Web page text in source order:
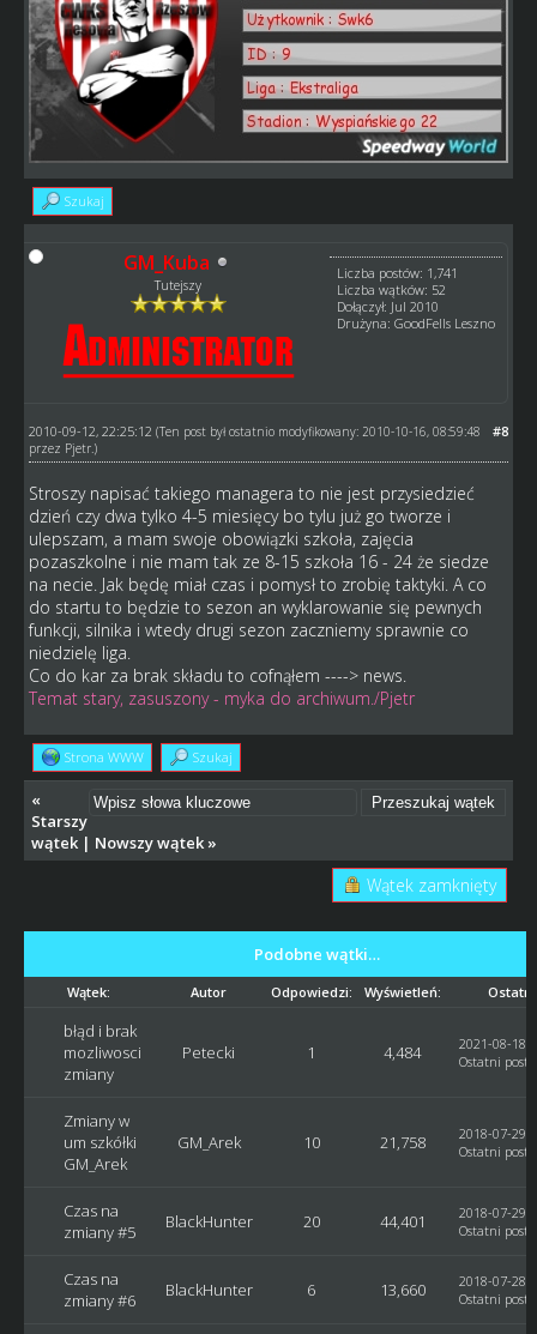
Szukaj
GM_Kuba
Tutejszy
Liczba postów: 1,741
Liczba wątków: 52
Dołączył: Jul 2010
Drużyna: GoodFells Leszno
#8
2010-09-12, 22:25:12 (Ten post był ostatnio modyfikowany: 2010-10-16, 08:59:48
przez Pjetr.)
Stroszy napisać takiego managera to nie jest przysiedzieć
dzień czy dwa tylko 4-5 miesięcy bo tylu już go tworze i
ulepszam, a mam swoje obowiązki szkoła, zajęcia
pozaszkolne i nie mam tak ze 8-15 szkoła 16 - 24 że siedze
na necie. Jak będę miał czas i pomysł to zrobię taktyki. A co
do startu to będzie to sezon an wyklarowanie się pewnych
funkcji, silnika i wtedy drugi sezon zaczniemy sprawnie co
niedzielę liga.
Co do kar za brak składu to cofnąłem ----> news.
Temat stary, zasuszony - myka do archiwum./Pjetr
Strona WWW Szukaj
«
Starszy
wątek| Nowszy wątek»
Wątek zamknięty
Podobne wątki…
Wątek: Autor Odpowiedzi: Wyświetleń:
błąd i brak
mozliwosci
zmiany
Petecki 1 4,484
2021-08-18,
Ostatni post
Zmiany w
um szkółki
GM_Arek
GM_Arek 10 21,758
2018-07-29,
Ostatni post
Czas na
zmiany #5
BlackHunter 20 44,401
2018-07-29,
Ostatni post
Czas na
zmiany #6
BlackHunter 6 13,660
2018-07-28,
Ostatni post